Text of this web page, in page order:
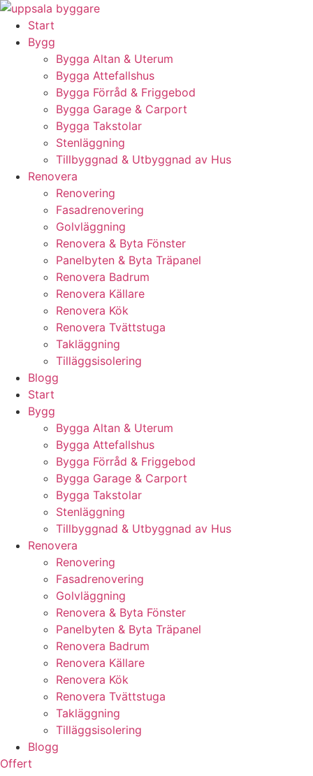
Skip
content
Start
Bygg
Bygga Altan & Uterum
Bygga Attefallshus
Bygga Förråd & Friggebod
Bygga Garage & Carport
Bygga Takstolar
Stenläggning
Tillbyggnad & Utbyggnad av Hus
Renovera
Renovering
Fasadrenovering
Golvläggning
Renovera & Byta Fönster
Panelbyten & Byta Träpanel
Renovera Badrum
Renovera Källare
Renovera Kök
Renovera Tvättstuga
Takläggning
Tilläggsisolering
Blogg
Start
Bygg
Bygga Altan & Uterum
Bygga Attefallshus
Bygga Förråd & Friggebod
Bygga Garage & Carport
Bygga Takstolar
Stenläggning
Tillbyggnad & Utbyggnad av Hus
Renovera
Renovering
Fasadrenovering
Golvläggning
Renovera & Byta Fönster
Panelbyten & Byta Träpanel
Renovera Badrum
Renovera Källare
Renovera Kök
Renovera Tvättstuga
Takläggning
Tilläggsisolering
Blogg
Offert